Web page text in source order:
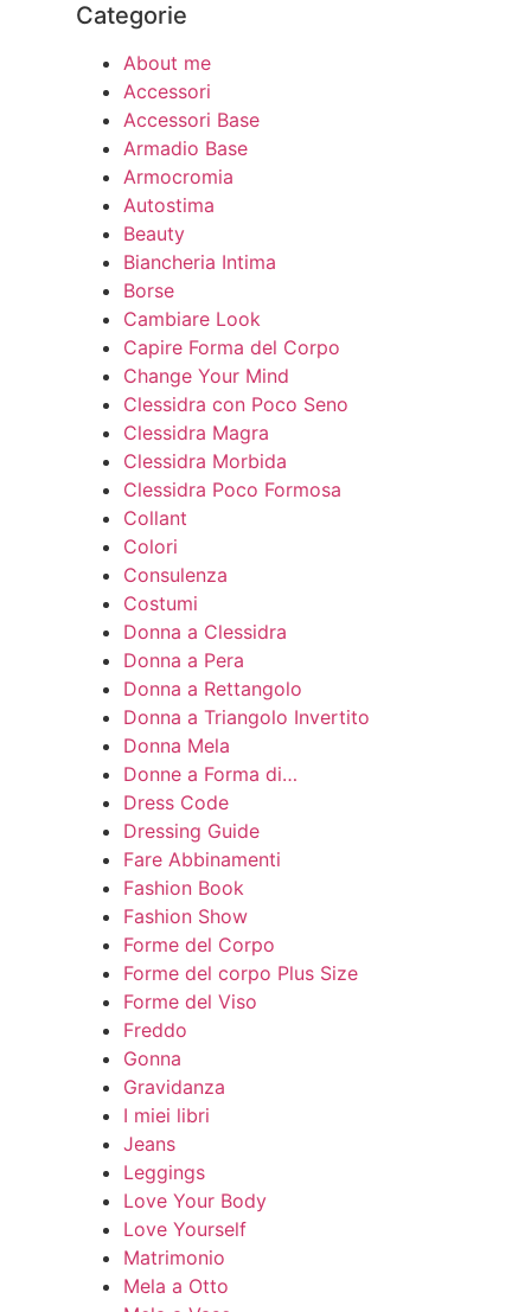
Categorie
About me
Accessori
Accessori Base
Armadio Base
Armocromia
Autostima
Beauty
Biancheria Intima
Borse
Cambiare Look
Capire Forma del Corpo
Change Your Mind
Clessidra con Poco Seno
Clessidra Magra
Clessidra Morbida
Clessidra Poco Formosa
Collant
Colori
Consulenza
Costumi
Donna a Clessidra
Donna a Pera
Donna a Rettangolo
Donna a Triangolo Invertito
Donna Mela
Donne a Forma di…
Dress Code
Dressing Guide
Fare Abbinamenti
Fashion Book
Fashion Show
Forme del Corpo
Forme del corpo Plus Size
Forme del Viso
Freddo
Gonna
Gravidanza
I miei libri
Jeans
Leggings
Love Your Body
Love Yourself
Matrimonio
Mela a Otto